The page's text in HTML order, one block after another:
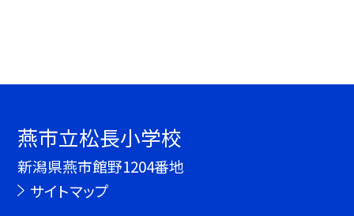
燕市立松長小学校
新潟県燕市館野1204番地
サイトマップ